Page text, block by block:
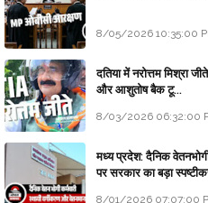
8/05/2026 10:35:00
दतिया में नरोत्तम मिश्रा
और आशुतोष बैक टू...
8/03/2026 06:32:00
मध्य प्रदेश: दैनिक
पर सरकार का बड़ा
8/01/2026 07:07:00